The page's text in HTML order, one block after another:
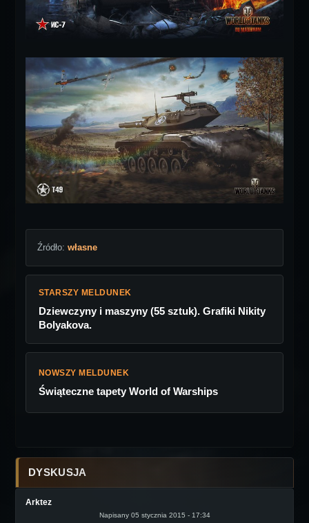
Źródło: własne
STARSZY MELDUNEK
Dziewczyny i maszyny (55 sztuk). Grafiki Nikity
Bolyakova.
NOWSZY MELDUNEK
Świąteczne tapety World of Warships
DYSKUSJA
Arktez
Napisany 05 stycznia 2015 - 17:34